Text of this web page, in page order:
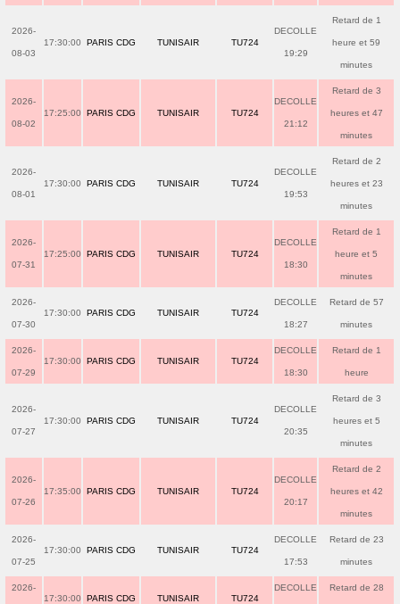
2026-
08-03
17:30:00 PARIS CDG TUNISAIR TU724
DECOLLE
19:29
Retard de 1
heure et 59
minutes
2026-
08-02
17:25:00 PARIS CDG TUNISAIR TU724
DECOLLE
21:12
Retard de 3
heures et 47
minutes
2026-
08-01
17:30:00 PARIS CDG TUNISAIR TU724
DECOLLE
19:53
Retard de 2
heures et 23
minutes
2026-
07-31
17:25:00 PARIS CDG TUNISAIR TU724
DECOLLE
18:30
Retard de 1
heure et 5
minutes
2026-
07-30
17:30:00 PARIS CDG TUNISAIR TU724
DECOLLE
18:27
Retard de 57
minutes
2026-
07-29
17:30:00 PARIS CDG TUNISAIR TU724
DECOLLE
18:30
Retard de 1
heure
2026-
07-27
17:30:00 PARIS CDG TUNISAIR TU724
DECOLLE
20:35
Retard de 3
heures et 5
minutes
2026-
07-26
17:35:00 PARIS CDG TUNISAIR TU724
DECOLLE
20:17
Retard de 2
heures et 42
minutes
2026-
07-25
17:30:00 PARIS CDG TUNISAIR TU724
DECOLLE
17:53
Retard de 23
minutes
2026-
17:30:00 PARIS CDG TUNISAIR TU724
DECOLLE Retard de 28